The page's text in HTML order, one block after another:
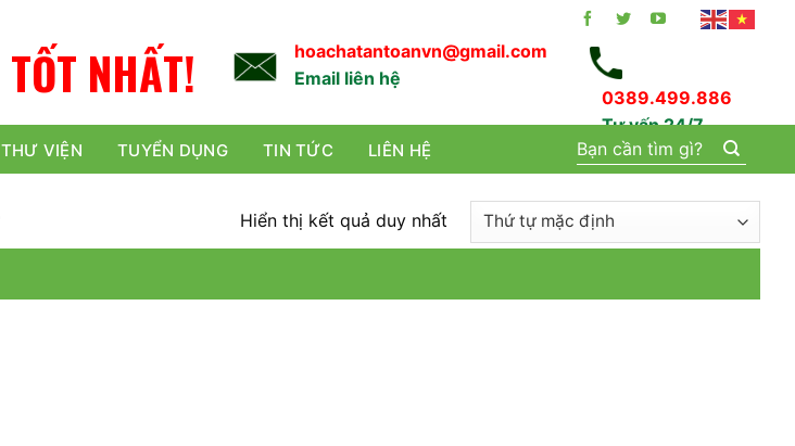
TỐT NHẤT!
hoachatantoanvn@gmail.com
Email liên hệ
0389.499.886
Tư vấn 24/7
THƯ VIỆN TUYỂN DỤNG TIN TỨC LIÊN HỆ
Tìm
kiếm:
Hiển thị kết quả duy nhất